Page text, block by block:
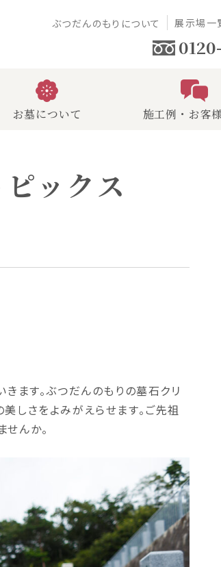
ぶつだんのもりについて 展示場一
お墓について 施工例・お客
ピックス
ます。ぶつだんのもりの墓石クリ
しさをよみがえらせます。ご先祖
んか。